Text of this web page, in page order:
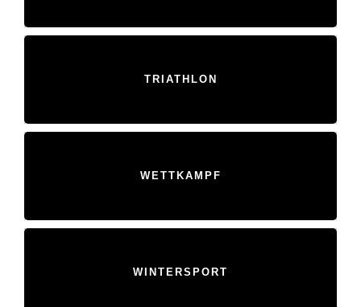
TRIATHLON
WETTKAMPF
WINTERSPORT